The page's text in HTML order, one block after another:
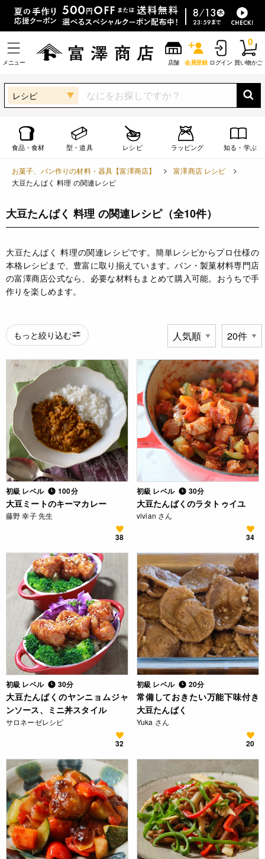
メニュー 店舗 会員登録 ログイン 買い物かご
0
レシピ
食品・食材 型・道具 レシピ ラッピング 知る・学ぶ
お菓子、パン作りの材料・器具【富澤商店】
富澤商店 レシピ
大豆たんぱく 料理 の関連レシピ
大豆たんぱく 料理 の関連レシピ（全10件）
大豆たんぱく 料理の関連レシピです。簡単レシピからプロ仕様の
本格レシピまで、豊富に取り揃えています。パン・製菓材料専門店
の富澤商店公式なら、必要な材料もまとめて購入可能。おうちで手
作りを楽しめます。
もっと絞り込む
初級 レベル 100分
大豆ミートのキーマカレー
藤野 幸子 先生
38
初級 レベル 30分
大豆たんぱくのラタトゥイユ
vivian さん
34
初級 レベル 30分
大豆たんぱくのヤンニョムジャ
ンソース、ミニ丼スタイル
サロネーゼレシピ
32
初級 レベル 20分
常備しておきたい万能下味付き
大豆たんぱく
Yuka さん
20